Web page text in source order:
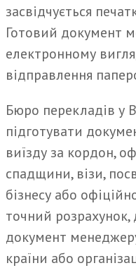
засвідчується
Готовий документ
електронному
відправлення
Бюро перекладів у
підготувати
виїзду за кордон,
спадщини, візи,
бізнесу або
точний розрахунок,
документ
країни або